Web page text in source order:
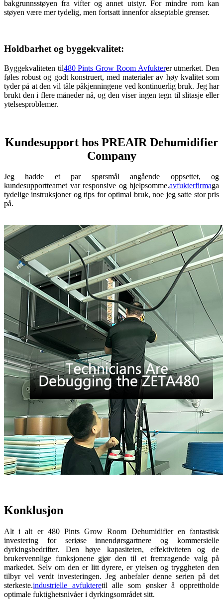
bakgrunnsstøyen fra vifter og annet utstyr. For mindre rom kan
støyen være mer tydelig, men fortsatt innenfor akseptable grenser.
Holdbarhet og byggekvalitet:
Byggekvaliteten til480 Pints ​​Grow Room Avfukterer utmerket. Den
føles robust og godt konstruert, med materialer av høy kvalitet som
tyder på at den vil tåle påkjenningene ved kontinuerlig bruk. Jeg har
brukt den i flere måneder nå, og den viser ingen tegn til slitasje eller
ytelsesproblemer.
Kundesupport hos PREAIR Dehumidifier
Company
Jeg hadde et par spørsmål angående oppsettet, og
kundesupportteamet var responsive og hjelpsomme.avfukterfirmaga
tydelige instruksjoner og tips for optimal bruk, noe jeg satte stor pris
på.
Konklusjon
Alt i alt er 480 Pints ​​Grow Room Dehumidifier en fantastisk
investering for seriøse innendørsgartnere og kommersielle
dyrkingsbedrifter. Den høye kapasiteten, effektiviteten og de
brukervennlige funksjonene gjør den til et fremragende valg på
markedet. Selv om den er litt dyrere, er ytelsen og tryggheten den
tilbyr vel verdt investeringen. Jeg anbefaler denne serien på det
sterkeste.industrielle avfukteretil alle som ønsker å opprettholde
optimale fuktighetsnivåer i dyrkingsområdet sitt.